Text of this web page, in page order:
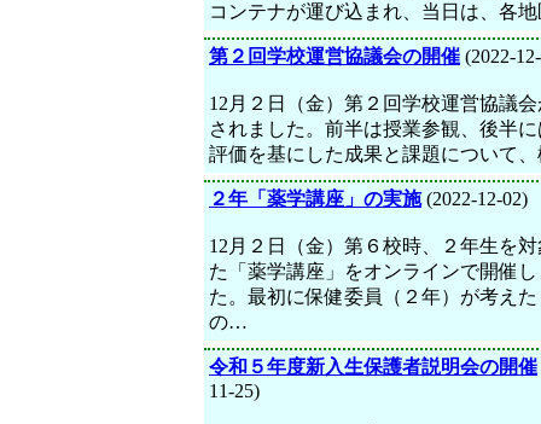
コンテナが運び込まれ、当日は、各
第２回学校運営協議会の開催 (2022-
12月２日（金）第２回学校運営協議
されました。前半は授業参観、後半
評価を基にした成果と課題について
２年「薬学講座」の実施(2022-12-02)
12月２日（金）第６校時、２年生を
た「薬学講座」をオンラインで開催
た。最初に保健委員（２年）が考え
の…
令和５年度新入生保護者説明会の開催
11-25)